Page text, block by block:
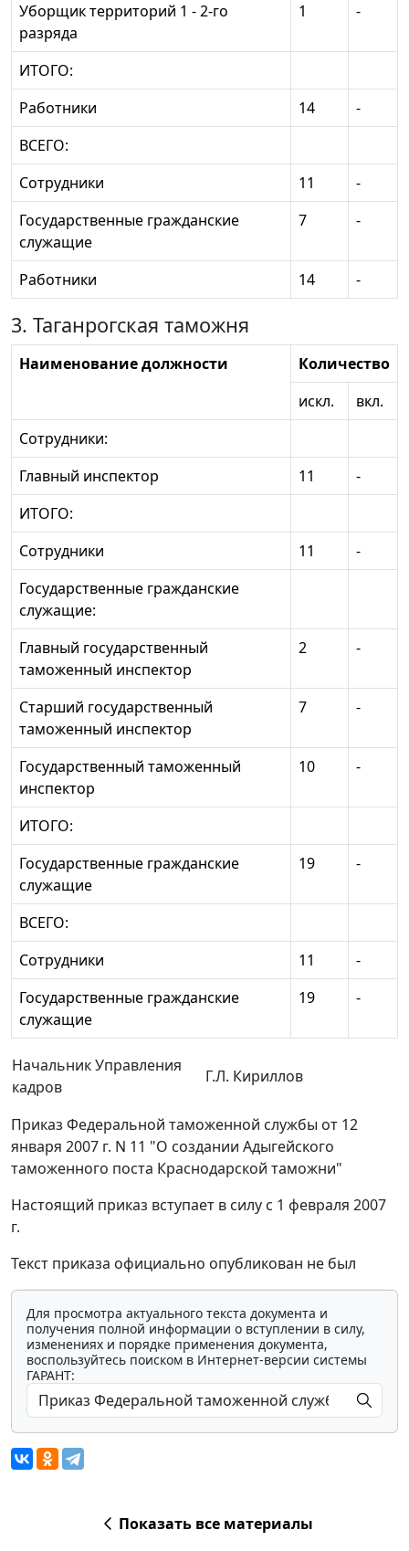
Уборщик территорий 1 - 2-го
разряда
1 -
ИТОГО:
Работники
14
-
ВСЕГО:
Сотрудники
11
-
Государственные гражданские
служащие
7 -
Работники 14 -
3. Таганрогская таможня
Наименование должности
Количество
искл.
вкл.
Сотрудники:
Главный инспектор
11
-
ИТОГО:
Сотрудники
11
-
Государственные гражданские
служащие:
Главный государственный
таможенный инспектор
2 -
Старший государственный
таможенный инспектор
7 -
Государственный таможенный
инспектор
10 -
ИТОГО:
Государственные гражданские
служащие
19 -
ВСЕГО:
Сотрудники
11
-
Государственные гражданские
служащие
19 -
Начальник Управления
кадров
Г.Л. Кириллов
Приказ Федеральной таможенной службы от 12
января 2007 г. N 11 "О создании Адыгейского
таможенного поста Краснодарской таможни"
Настоящий приказ вступает в силу с 1 февраля 2007
г.
Текст приказа официально опубликован не был
Для просмотра актуального текста документа и
получения полной информации о вступлении в силу,
изменениях и порядке применения документа,
воспользуйтесь поиском в Интернет-версии системы
ГАРАНТ:
Показать все материалы